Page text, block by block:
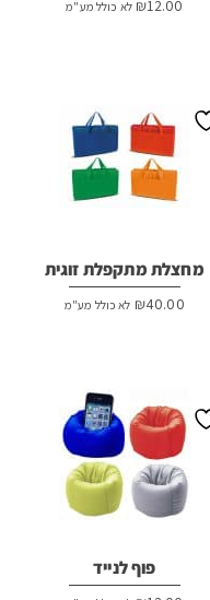
₪12.00 לא כולל מע"מ
מחצלת מתקפלת זוגית
₪40.00 לא כולל מע"מ
פוף לנייד